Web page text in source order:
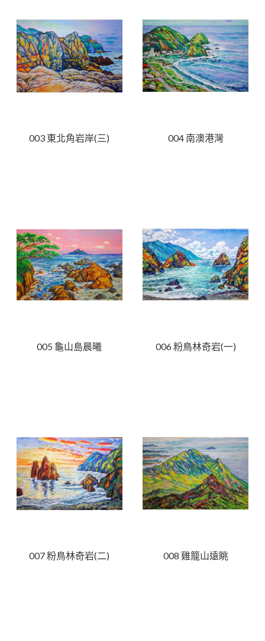
003 東北角岩岸(三) 004 南澳港灣
005 龜山島晨曦 006 粉鳥林奇岩(一)
007 粉鳥林奇岩(二) 008 雞籠山遠眺